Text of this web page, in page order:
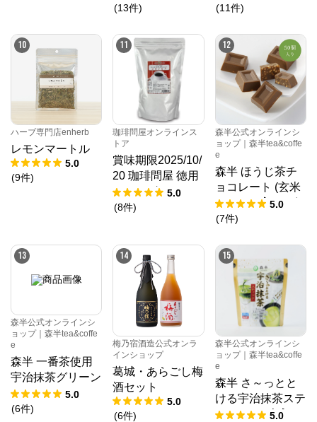
6袋]
(13件)
(11件)
10
ハーブ専門店enherb
レモンマートル
5.0
(9件)
11
珈琲問屋オンラインス
トア
賞味期限2025/10/
20 珈琲問屋 徳用
フリーズドライ
インスタントコー
5.0
(8件)
12
森半公式オンラインシ
ョップ｜森半tea&coffe
e
森半 ほうじ茶チ
ョコレート (玄米
クランチ入) [50個
入り]
5.0
(7件)
13
森半公式オンラインシ
ョップ｜森半tea&coffe
e
森半 一番茶使用
宇治抹茶グリーン
ティー [500g×10
袋(5kg)] 【ケース
5.0
(6件)
14
梅乃宿酒造公式オンラ
インショップ
葛城・あらごし梅
酒セット
5.0
(6件)
15
森半公式オンラインシ
ョップ｜森半tea&coffe
e
森半 さ～っとと
ける宇治抹茶ステ
ィック [25本入り]
5.0